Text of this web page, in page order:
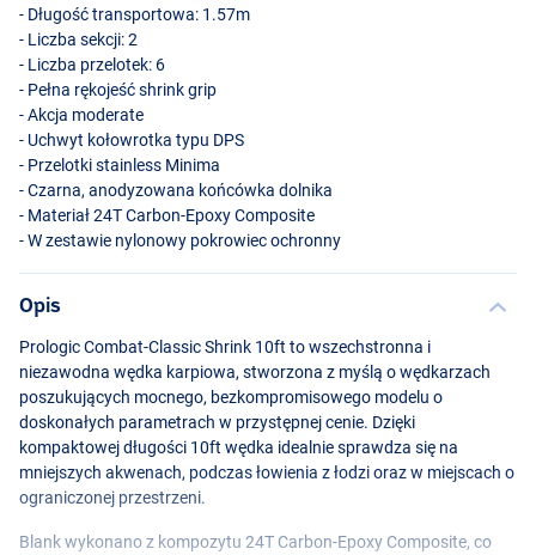
- Długość transportowa: 1.57m
- Liczba sekcji: 2
- Liczba przelotek: 6
- Pełna rękojeść shrink grip
- Akcja moderate
- Uchwyt kołowrotka typu DPS
- Przelotki stainless Minima
- Czarna, anodyzowana końcówka dolnika
- Materiał 24T Carbon-Epoxy Composite
- W zestawie nylonowy pokrowiec ochronny
Opis
Prologic Combat-Classic Shrink 10ft to wszechstronna i
niezawodna wędka karpiowa, stworzona z myślą o wędkarzach
poszukujących mocnego, bezkompromisowego modelu o
doskonałych parametrach w przystępnej cenie. Dzięki
kompaktowej długości 10ft wędka idealnie sprawdza się na
mniejszych akwenach, podczas łowienia z łodzi oraz w miejscach o
ograniczonej przestrzeni.
Blank wykonano z kompozytu 24T Carbon-Epoxy Composite, co